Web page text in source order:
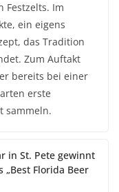
Festzelts. Im
ein eigens
das Tradition
Zum Auftakt
bereits bei einer
erste
sammeln.
in St. Pete gewinnt
„Best Florida Beer